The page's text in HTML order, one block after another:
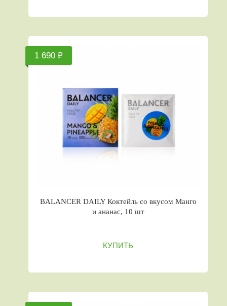
1 690 ₽
BALANCER DAILY Коктейль со вкусом Манго
и ананас, 10 шт
КУПИТЬ